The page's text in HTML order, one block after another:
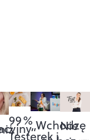
99%
Testerek i
„Wchodzę
Nie